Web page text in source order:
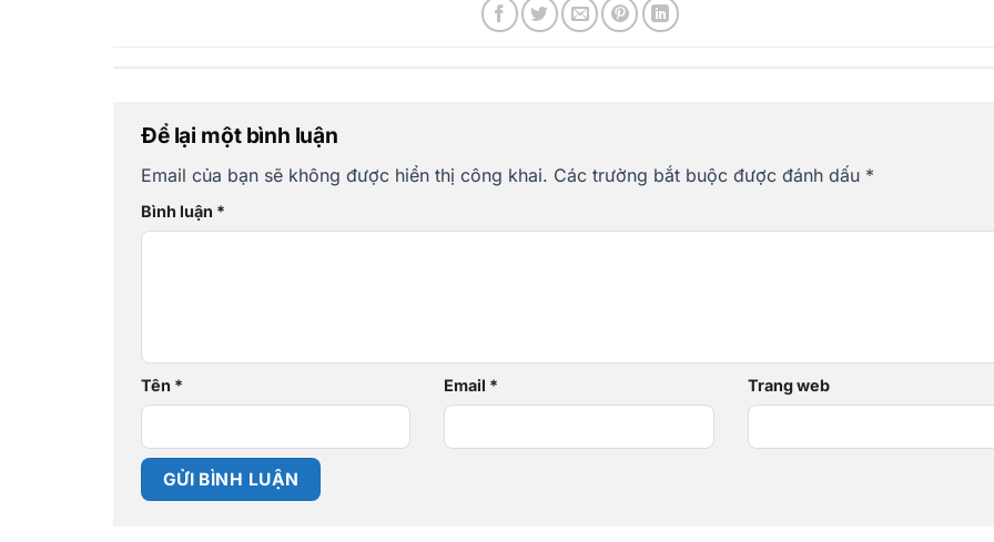
Để lại một bình luận
Email của bạn sẽ không được hiển thị công khai. Các trường bắt buộc được đánh dấu *
Bình luận *
Tên * Email * Trang web